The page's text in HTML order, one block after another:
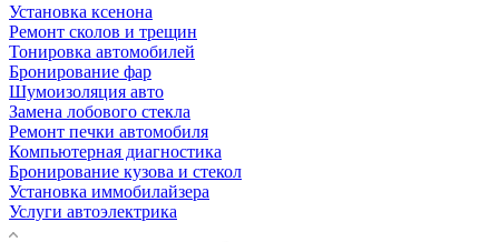
Установка ксенона
Ремонт сколов и трещин
Тонировка автомобилей
Бронирование фар
Шумоизоляция авто
Замена лобового стекла
Ремонт печки автомобиля
Компьютерная диагностика
Бронирование кузова и стекол
Установка иммобилайзера
Услуги автоэлектрика